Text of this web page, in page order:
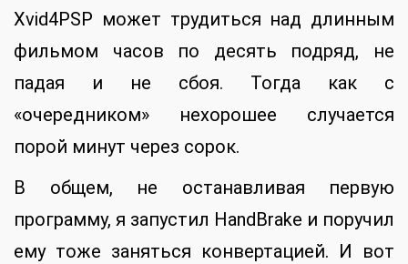
Xvid4PSP может трудиться над длинным
фильмом часов по десять подряд, не
падая и не сбоя. Тогда как с
«очередником» нехорошее случается
порой минут через сорок.
В общем, не останавливая первую
программу, я запустил HandBrake и поручил
ему тоже заняться конвертацией. И вот